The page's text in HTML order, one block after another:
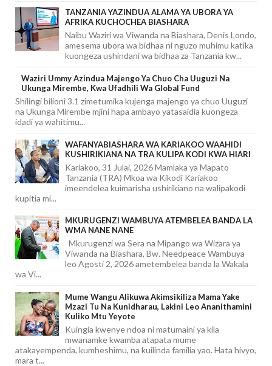
TANZANIA YAZINDUA ALAMA YA UBORA YA
AFRIKA KUCHOCHEA BIASHARA
Naibu Waziri wa Viwanda na Biashara, Denis Londo,
amesema ubora wa bidhaa ni nguzo muhimu katika
kuongeza ushindani wa bidhaa za Tanzania kw...
Waziri Ummy Azindua Majengo Ya Chuo Cha Uuguzi Na
Ukunga Mirembe, Kwa Ufadhili Wa Global Fund
Shilingi bilioni 3.1 zimetumika kujenga majengo ya chuo Uuguzi
na Ukunga Mirembe mjini hapa ambayo yatasaidia kuongeza
idadi ya wahitimu...
WAFANYABIASHARA WA KARIAKOO WAAHIDI
KUSHIRIKIANA NA TRA KULIPA KODI KWA HIARI
Kariakoo, 31 Julai, 2026 Mamlaka ya Mapato
Tanzania (TRA) Mkoa wa Kikodi Kariakoo
imeendelea kuimarisha ushirikiano na walipakodi
kupitia mi...
MKURUGENZI WAMBUYA ATEMBELEA BANDA LA
WMA NANE NANE
Mkurugenzi wa Sera na Mipango wa Wizara ya
Viwanda na Biashara, Bw. Needpeace Wambuya
leo Agosti 2, 2026 ametembelea banda la Wakala
wa Vi...
Mume Wangu Alikuwa Akimsikiliza Mama Yake
Mzazi Tu Na Kunidharau, Lakini Leo Ananithamini
Kuliko Mtu Yeyote
Kuingia kwenye ndoa ni matumaini ya kila
mwanamke kwamba atapata mume
atakayempenda, kumheshimu, na kuilinda familia yao. Hata hivyo,
mara t...